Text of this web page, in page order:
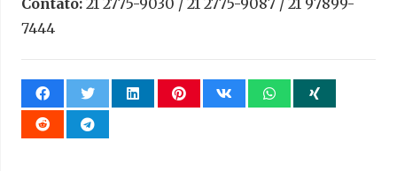
Contato: 21 2775-9030 / 21 2775-9087 / 21 97899-
7444